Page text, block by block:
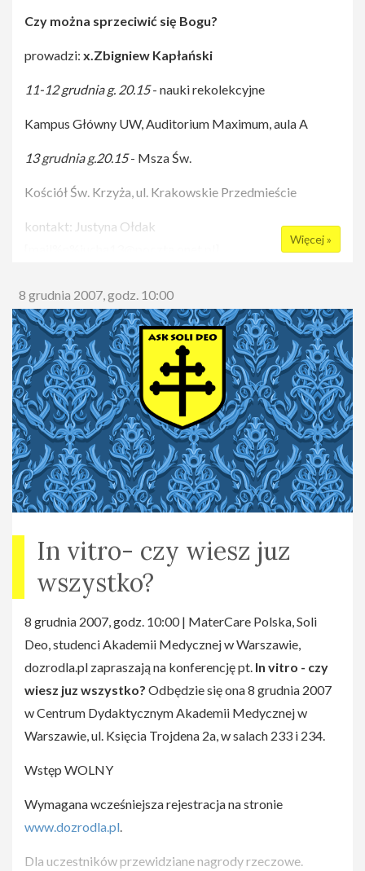
Czy można sprzeciwić się Bogu?
prowadzi: x.Zbigniew Kapłański
11-12 grudnia g. 20.15- nauki rekolekcyjne
Kampus Główny UW, Auditorium Maximum, aula A
13 grudnia g.20.15- Msza Św.
Kościół Św. Krzyża, ul. Krakowskie Przedmieście
kontakt: Justyna Ołdak
Więcej »
8 grudnia 2007, godz. 10:00
In vitro- czy wiesz juz
wszystko?
8 grudnia 2007, godz. 10:00 | MaterCare Polska, Soli
Deo, studenci Akademii Medycznej w Warszawie,
dozrodla.pl zapraszają na konferencję pt. In vitro - czy
wiesz juz wszystko? Odbędzie się ona 8 grudnia 2007
w Centrum Dydaktycznym Akademii Medycznej w
Warszawie, ul. Księcia Trojdena 2a, w salach 233 i 234.
Wstęp WOLNY
Wymagana wcześniejsza rejestracja na stronie
www.dozrodla.pl.
Dla uczestników przewidziane nagrody rzeczowe.